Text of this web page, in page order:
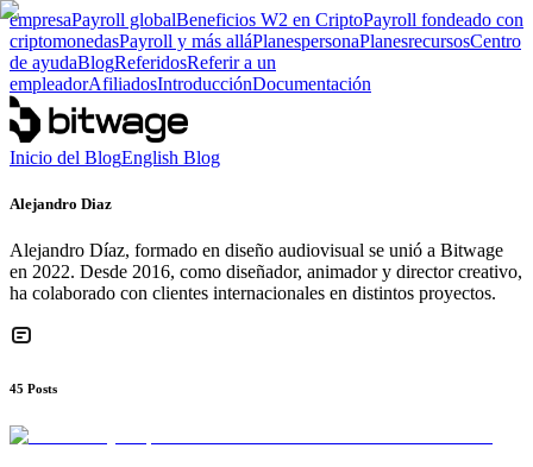
empresaPayroll globalBeneficios W2 en CriptoPayroll fondeado con
criptomonedasPayroll y más alláPlanespersonaPlanesrecursosCentro
de ayudaBlogReferidosReferir a un
empleadorAfiliadosIntroducciónDocumentación
Inicio del BlogEnglish Blog
Alejandro Diaz
Alejandro Díaz, formado en diseño audiovisual se unió a Bitwage
en 2022. Desde 2016, como diseñador, animador y director creativo,
ha colaborado con clientes internacionales en distintos proyectos.
45 Posts